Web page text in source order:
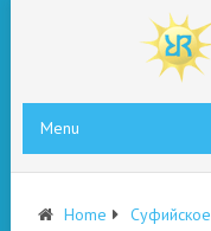
Menu
Home